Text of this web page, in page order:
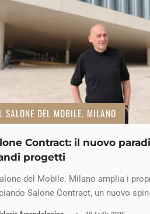
SALONE DEL MOBILE. MILANO
Contract: il nuovo
progetti
del Mobile. Milano amplia i
Salone Contract, un nuovo